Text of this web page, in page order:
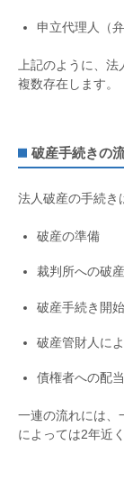
申立代理人（
上記のように、
複数存在します。
破産手続きの
法人破産の手続き
破産の準備
裁判所への破
破産手続き開
破産管財人に
債権者への配
一連の流れには、
によっては2年近